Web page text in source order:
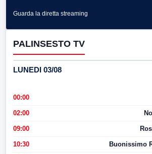
Guarda la diretta streaming
PALINSESTO TV
LUNEDI 03/08
00:00
02:00
09:00
10:30 Buonissimo